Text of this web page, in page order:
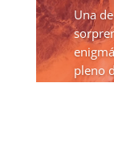
Una
pleno